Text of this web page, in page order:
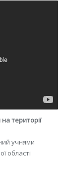
на території
учнями
області